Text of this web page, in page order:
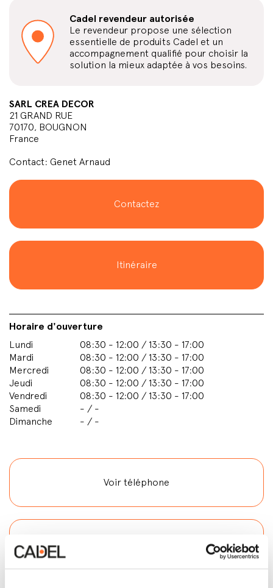
Cadel revendeur autorisée
Le revendeur propose une sélection
essentielle de produits Cadel et un
accompagnement qualifié pour choisir la
solution la mieux adaptée à vos besoins.
SARL CREA DECOR
21 GRAND RUE
70170, BOUGNON
France
Contact: Genet Arnaud
Contactez
Itinéraire
Horaire d'ouverture
Lundi
08:30 - 12:00 / 13:30 - 17:00
Mardi
08:30 - 12:00 / 13:30 - 17:00
Mercredi
08:30 - 12:00 / 13:30 - 17:00
Jeudi
08:30 - 12:00 / 13:30 - 17:00
Vendredi
08:30 - 12:00 / 13:30 - 17:00
Samedi
- / -
Dimanche
- / -
Voir téléphone